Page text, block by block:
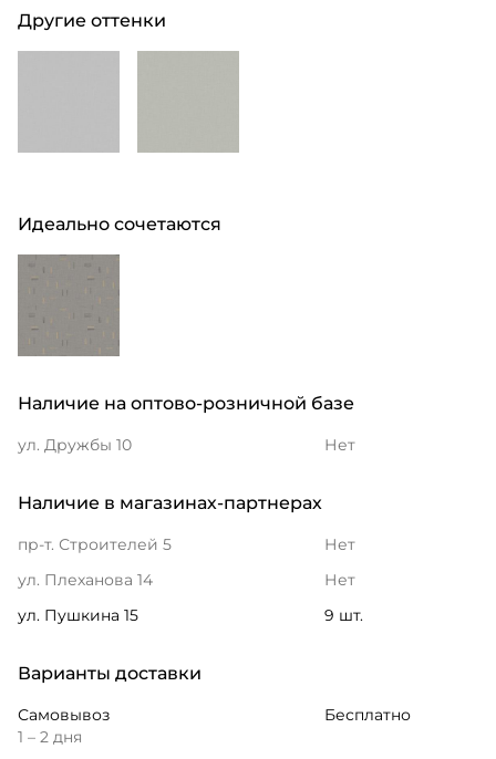
Другие оттенки
Идеально сочетаются
Наличие на оптово-розничной базе
ул. Дружбы 10 Нет
Наличие в магазинах-партнерах
пр-т. Строителей 5
Нет
ул. Плеханова 14
Нет
ул. Пушкина 15
9 шт.
Варианты доставки
Самовывоз
1 – 2 дня
Бесплатно